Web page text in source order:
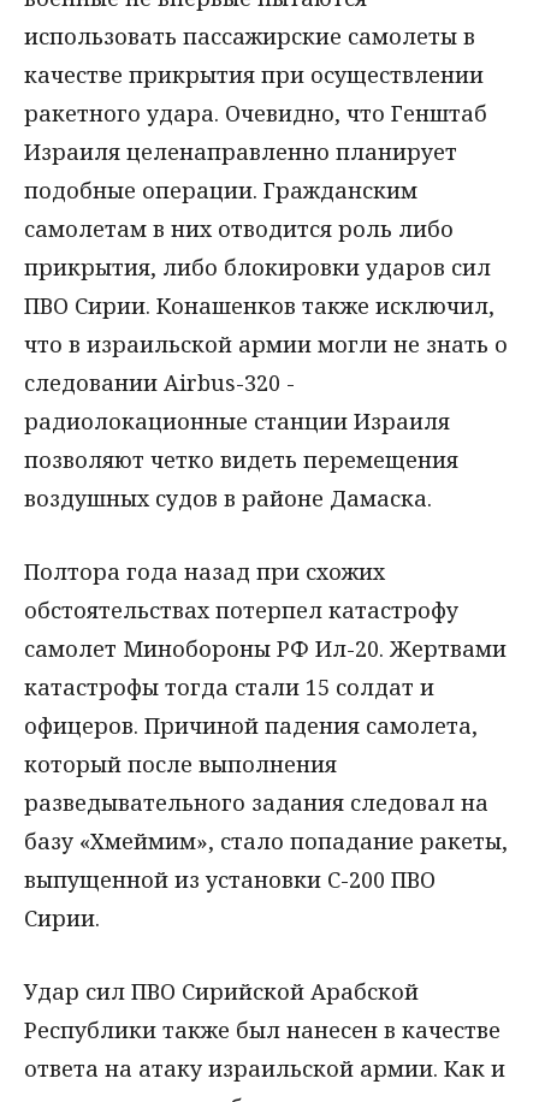
использовать пассажирские самолеты в
качестве прикрытия при осуществлении
ракетного удара. Очевидно, что Генштаб
Израиля целенаправленно планирует
подобные операции. Гражданским
самолетам в них отводится роль либо
прикрытия, либо блокировки ударов сил
ПВО Сирии. Конашенков также исключил,
что в израильской армии могли не знать о
следовании Airbus-320 -
радиолокационные станции Израиля
позволяют четко видеть перемещения
воздушных судов в районе Дамаска.
Полтора года назад при схожих
обстоятельствах потерпел катастрофу
самолет Минобороны РФ Ил-20. Жертвами
катастрофы тогда стали 15 солдат и
офицеров. Причиной падения самолета,
который после выполнения
разведывательного задания следовал на
базу «Хмеймим», стало попадание ракеты,
выпущенной из установки С-200 ПВО
Сирии.
Удар сил ПВО Сирийской Арабской
Республики также был нанесен в качестве
ответа на атаку израильской армии. Как и